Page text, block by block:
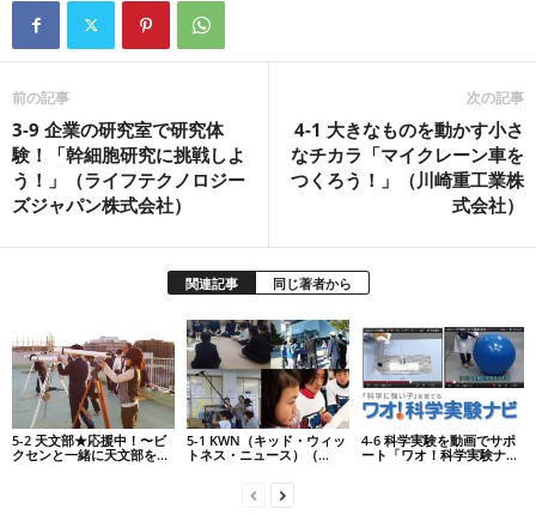
前の記事
3-9 企業の研究室で研究体
験！「幹細胞研究に挑戦しよ
う！」（ライフテクノロジー
ズジャパン株式会社）
次の記事
4-1 大きなものを動かす小さ
なチカラ「マイクレーン車を
つくろう！」（川崎重工業株
式会社）
関連記事 同じ著者から
5-2 天文部★応援中！〜ビ
クセンと一緒に天文部を...
5-1 KWN（キッド・ウィッ
トネス・ニュース）（...
4-6 科学実験を動画でサポ
ート「ワオ！科学実験ナ...